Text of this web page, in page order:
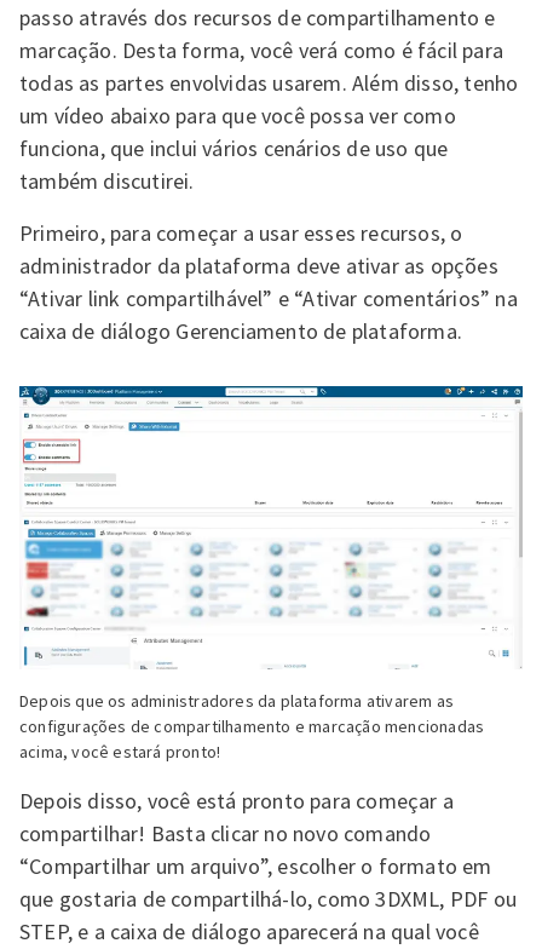
passo através dos recursos de compartilhamento e
marcação. Desta forma, você verá como é fácil para
todas as partes envolvidas usarem. Além disso, tenho
um vídeo abaixo para que você possa ver como
funciona, que inclui vários cenários de uso que
também discutirei.
Primeiro, para começar a usar esses recursos, o
administrador da plataforma deve ativar as opções
“Ativar link compartilhável” e “Ativar comentários” na
caixa de diálogo Gerenciamento de plataforma.
Depois que os administradores da plataforma ativarem as
configurações de compartilhamento e marcação mencionadas
acima, você estará pronto!
Depois disso, você está pronto para começar a
compartilhar! Basta clicar no novo comando
“Compartilhar um arquivo”, escolher o formato em
que gostaria de compartilhá-lo, como 3DXML, PDF ou
STEP, e a caixa de diálogo aparecerá na qual você